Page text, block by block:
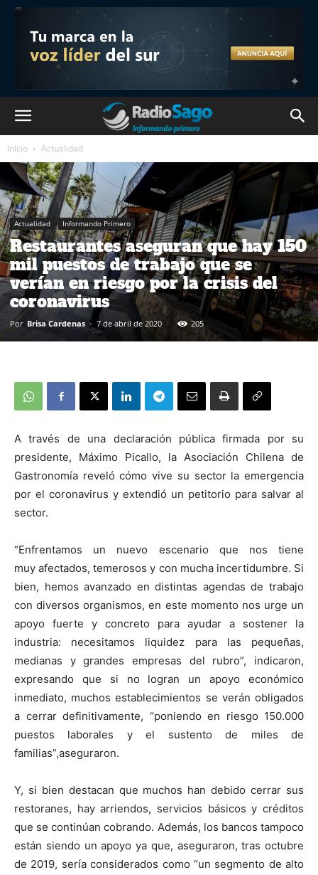
Inicio Actualidad
Actualidad Informando Primero
Restaurantes aseguran que hay 150
mil puestos de trabajo que se
verían en riesgo por la crisis del
coronavirus
Por Brisa Cardenas - 7 de abril de 2020 205
A través de una declaración pública firmada por su
presidente, Máximo Picallo, la Asociación Chilena de
Gastronomía reveló cómo vive su sector la emergencia
por el coronavirus y extendió un petitorio para salvar al
sector.
“Enfrentamos un nuevo escenario que nos tiene
muy afectados, temerosos y con mucha incertidumbre. Si
bien, hemos avanzado en distintas agendas de trabajo
con diversos organismos, en este momento nos urge un
apoyo fuerte y concreto para ayudar a sostener la
industria: necesitamos liquidez para las pequeñas,
medianas y grandes empresas del rubro”, indicaron,
expresando que si no logran un apoyo económico
inmediato, muchos establecimientos se verán obligados
a cerrar definitivamente, “poniendo en riesgo 150.000
puestos laborales y el sustento de miles de
familias”,aseguraron.
Y, si bien destacan que muchos han debido cerrar sus
restoranes, hay arriendos, servicios básicos y créditos
que se continúan cobrando. Además, los bancos tampoco
están siendo un apoyo ya que, aseguraron, tras octubre
de 2019, sería considerados como “un segmento de alto